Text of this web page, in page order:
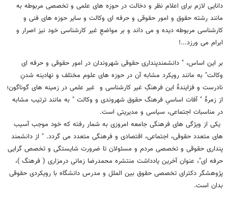
دانایی لازم برای اعلام نظر و دخالت در حوزه های علمی و تخصصی مربوطه به
مانند رشته حقوق و امور حقوقی و حرفه ای وکالت و سایر حوزه های فنی و
کارشناسی مربوطه دیده و می داند و بر مواضعِ غیر کارشناسی خود نیز اصرار و
ابرام می ورزد...!
بر این اساس، " دانشمندپنداری حقوقی شهروندان در امور حقوقی و حرفه ای
وکالت" به مانند رویکرد مشابه آن در حوزه های علوم مختلف و نهادینه شدنِ
نادرست و فزایندۀ این فرهنگِ غیر کارشناسی و غیر علمی در زمینه های گوناگون؛
از زمرۀ " آفات اساسیِ فرهنگ حقوق شهروندی و وکالت " به مانند ترتیب مشابه
در مناسبات اجتماعی، سیاسی و مدیریتی است.
یکی از ویژگی های فرهنگی جامعه امروزی به شمار رفته که خود موجب آسیب
های متعدد حقوقی، اجتماعی، اقتصادی و فرهنگی متعدد می گردد. " از دانشمند
پنداری حقوقی و تخصصی مردم و مسئولان تا ضرورت شایستگی و تخصص گرایی
حرفه ای"، عنوان آخرین یادداشت منتشره محمدرضا زمانی درمزاری ( فرهنگ )،
پژوهشگر دکترای تخصصی حقوق بین الملل و مدرس دانشگاه با رویکردی حقوقی
بدان است.